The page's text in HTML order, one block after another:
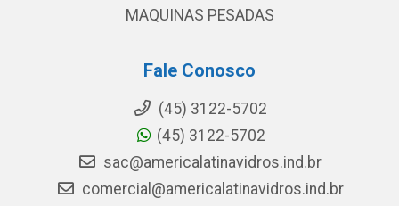
MAQUINAS PESADAS
Fale Conosco
(45) 3122-5702
(45) 3122-5702
sac@americalatinavidros.ind.br
comercial@americalatinavidros.ind.br